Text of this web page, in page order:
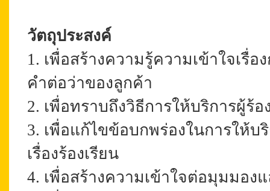
วัตถุประสงค์
1. เพื่อสร้างความรู้ความเข้าใจเรื่
คำต่อว่าของลูกค้า
2. เพื่อทราบถึงวิธีการให้บริการผู้ร้
3. เพื่อแก้ไขข้อบกพร่องในการให้
เรื่องร้องเรียน
4. เพื่อสร้างความเข้าใจต่อมุมมอง